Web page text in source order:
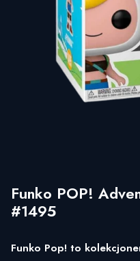
Funko POP!
#1495
Funko Pop! to